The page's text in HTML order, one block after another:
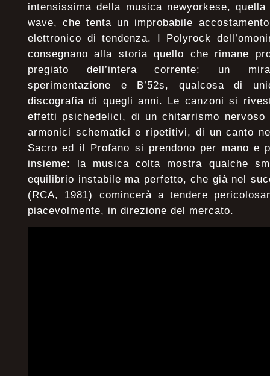
intensissima della musica newyorkese,
wave, che tenta un improbabile
elettronico di tendenza. I Polyrock
consegnano alla storia quello che rimane
pregiato dell’intera corrente: un
sperimentazione e B’52s, qualcosa di
discografia di quegli anni. Le canzoni si
effetti psichedelici, di un chitarrismo
armonici schematici e ripetitivi, di un canto
Sacro ed il Profano si prendono per mano e
insieme: la musica colta mostra qualche
equilibrio instabile ma perfetto, che già nel
(RCA, 1981) comincerà a tendere
piacevolmente, in direzione del mercato.